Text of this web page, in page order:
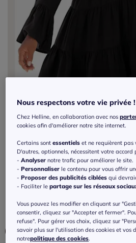
Chemisier long caftan
manches longues
Réf : 411.279.004 3/5-
Choisir une couleur :
Nous respectons votre vie privée !
Chez Helline, en collaboration avec nos
cookies afin d'améliorer notre site internet.
Certains sontessentiels et ne requièrent pas
D'autres, optionnels, nécessitent votre accord
-Analyser notre trafic pour améliorer le site.
-Personnaliser le contenu pour vous offrir
-Proposer des publicités ciblées qui
- Faciliter lepartage sur les réseaux
Vous pouvez les modifier en cliquant sur
consentir, cliquez sur "Accepter et fermer".
refuse". Pour gérer vos choix, cliquez sur
savoir plus sur l'utilisation des cookies et vos
notrepolitique des cookies.